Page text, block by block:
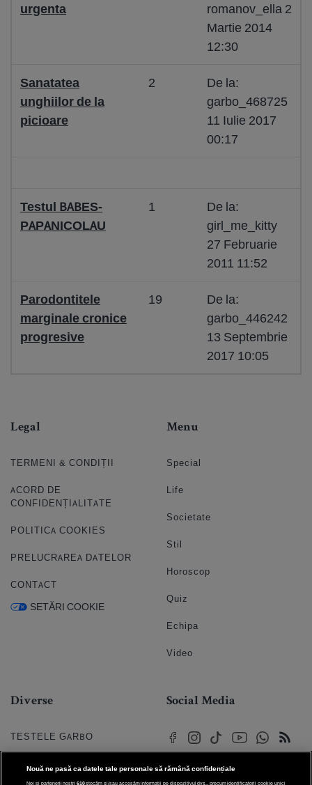
urgenta
romanov_ella 2
Martie 2014
12:30
Sanatatea
unghiilor de la
picioare
2
De la:
garbo_468725
11 Iulie 2017
00:17
Testul BABES-
PAPANICOLAU
1
De la:
girl_me_kitty
27 Februarie
2011 11:52
Parodontitele
marginale cronice
progresive
19
De la:
garbo_446242
13 Septembrie
2017 10:05
Legal
TERMENI & CONDIȚII
ACORD DE
CONFIDENȚIALITATE
POLITICA COOKIES
PRELUCRAREA DATELOR
CONTACT
SETĂRI COOKIE
Menu
Special
Life
Societate
Stil
Horoscop
Quiz
Echipa
Video
Diverse
TESTELE GARBO
HOROSCOP
Social Media
Nouă ne pasă ca datele tale personale să rămână confidențiale
Noi și partenerii noștri 610stocăm și/sau accesăm informații pe dispozitivul dvs., precum identificatorii cookie unici